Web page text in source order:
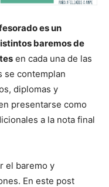
es un
baremos de
en cada una de las
se contemplan
diplomas y
presentarse como
a la nota final
el baremo y
En este post